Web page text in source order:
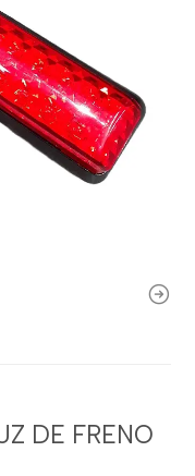
DE FRENO